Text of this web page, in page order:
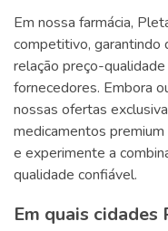
Em nossa farmácia,
competitivo, garantindo
relação preço-
fornecedores. Embora
nossas ofertas
medicamentos
e experimente a
qualidade confiável.
Em quais